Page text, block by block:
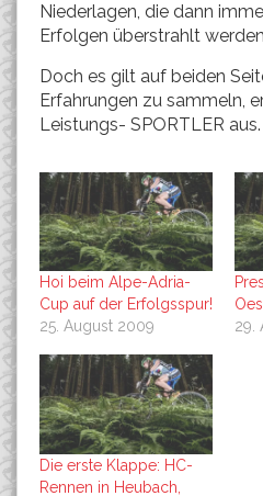
Niederlagen, die dann
Erfolgen überstrahlt
Doch es gilt auf beiden
Erfahrungen zu sammeln,
Leistungs- SPORTLER aus.
Hoi beim Alpe-Adria-
Cup auf der Erfolgsspur!
25. August 2009
29.
Die erste Klappe: HC-
Rennen in Heubach,